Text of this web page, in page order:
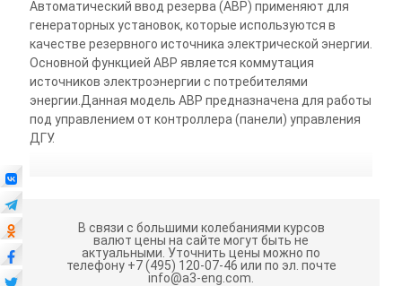
Автоматический ввод резерва (АВР) применяют для
генераторных установок, которые используются в
качестве резервного источника электрической энергии.
Основной функцией АВР является коммутация
источников электроэнергии с потребителями
энергии.Данная модель АВР предназначена для работы
под управлением от контроллера (панели) управления
ДГУ.
В связи с большими колебаниями курсов
валют цены на сайте могут быть не
актуальными. Уточнить цены можно по
телефону +7 (495) 120-07-46 или по эл. почте
info@a3-eng.com.